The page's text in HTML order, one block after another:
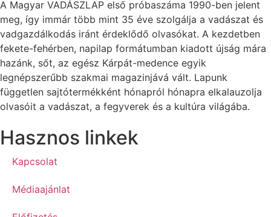
A Magyar VADÁSZLAP első próbaszáma 1990-ben jelent
meg, így immár több mint 35 éve szolgálja a vadászat és
vadgazdálkodás iránt érdeklődő olvasókat. A kezdetben
fekete-fehérben, napilap formátumban kiadott újság mára
hazánk, sőt, az egész Kárpát-medence egyik
legnépszerűbb szakmai magazinjává vált. Lapunk
független sajtótermékként hónapról hónapra elkalauzolja
olvasóit a vadászat, a fegyverek és a kultúra világába.
Hasznos linkek
Kapcsolat
Médiaajánlat